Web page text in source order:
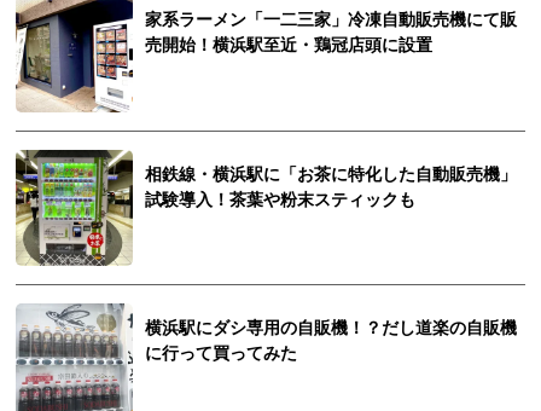
家系ラーメン「一二三家」冷凍自動販売機にて販
売開始！横浜駅至近・鶏冠店頭に設置
相鉄線・横浜駅に「お茶に特化した自動販売機」
試験導入！茶葉や粉末スティックも
横浜駅にダシ専用の自販機！？だし道楽の自販機
に行って買ってみた